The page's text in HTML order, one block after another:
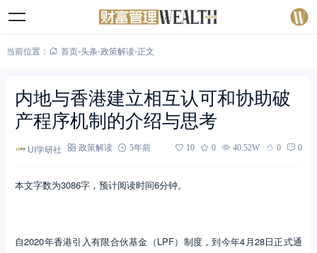
当前位置： 首页-头条-政策解读-正文
内地与香港建立相互认可和协助破
产程序机制的介绍与思考
UI学研社 政策解读 5年前 10 0 40.52W 0 0
本文字数为3086字，预计阅读时间6分钟。
自2020年香港引入有限合伙基金（LPF）制度，到今年4月28日正式通